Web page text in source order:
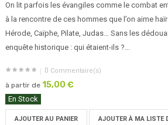
On lit parfois les évangiles comme le combat
à la rencontre de ces hommes que l’on aime
Hérode, Caïphe, Pilate, Judas… Sans les
enquête historique : qui étaient-ils ?...
0 Commentaire(s)
à partir de 15,00 €
En Stock
AJOUTER AU PANIER AJOUTER À MA LISTE